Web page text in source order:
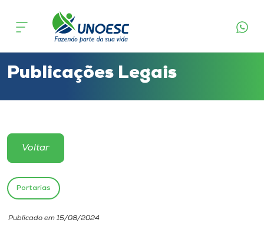
Cursos
Atendimento ao Estudante
Portal de Ensino
Unoesc
Publicações Legais
Voltar
Portarias
Publicado em 15/08/2024